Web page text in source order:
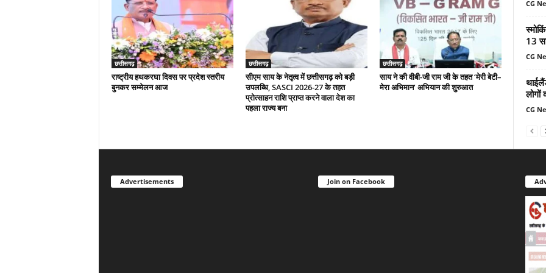
छत्तीसगढ़
राष्ट्रीय हथकरघा दिवस पर प्रदेश स्तरीय
बुनकर सम्मेलन आज
छत्तीसगढ़
सीएम साय के नेतृत्व में छत्तीसगढ़ को बड़ी
उपलब्धि, SASCI 2026-27 के तहत
प्रोत्साहन राशि प्राप्त करने वाला देश का
पहला राज्य बना
छत्तीसगढ़
साय ने की वीबी-जी राम जी के तहत ‘मेरी बेटी–
मेरा अभिमान’ अभियान की शुरुआत
CG
13
CG
लोगों
CG
Advertisements Join on Facebook